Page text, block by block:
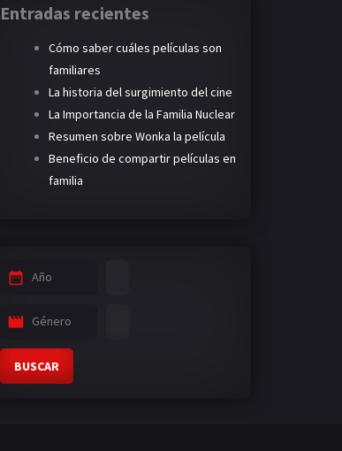
Entradas recientes
Cómo saber cuáles películas son
familiares
La historia del surgimiento del cine
La Importancia de la Familia Nuclear
Resumen sobre Wonka la película
Beneficio de compartir películas en
familia
Año
Género
BUSCAR